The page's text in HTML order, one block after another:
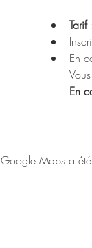
Tarif
En
En
Google Maps a